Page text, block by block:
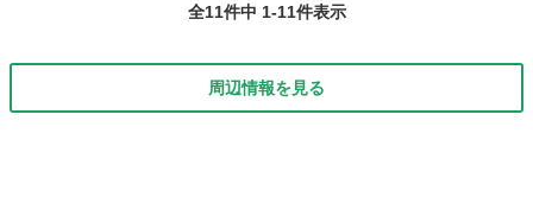
全11件中 1-11件表示
周辺情報を見る